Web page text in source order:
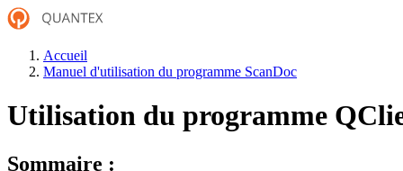
Accueil
Manuel d'utilisation du programme ScanDoc
Utilisation du programme
Sommaire :